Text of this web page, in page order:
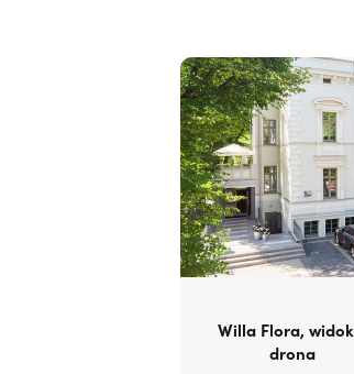
Willa Flora,
drona